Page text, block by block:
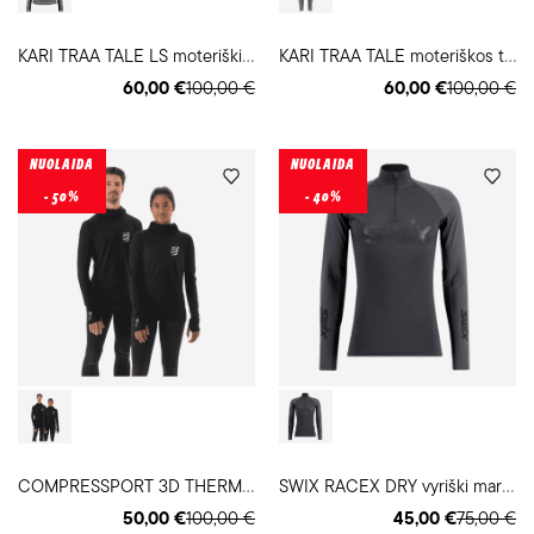
K
ARI TRAA TALE LS moteriški termo marškinėliai
100,00 €
60,00 €
K
ARI TRAA TALE moteriškos termo kelnės
100,00 €
60,00 €
C
OMPRESSPORT 3D THERMO LS 110g termo marškinėliai
100,00 €
50,00 €
NUOLAIDA
- 50%
S
WIX RACEX DRY vyriški marškinėliai
75,00 €
45,00 €
NUOLAIDA
- 40%